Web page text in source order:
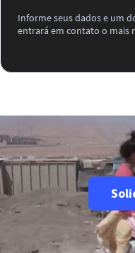
Informe seus dados e um
entrará em contato o mais